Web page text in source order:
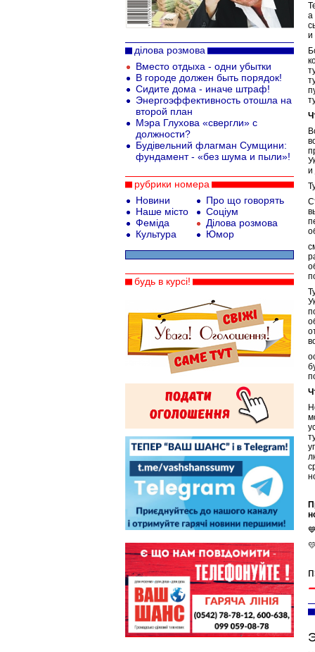
а
и
и
💙
💛
ділова розмова
Вместо отдыха - одни убытки
В городе должен быть порядок!
Сидите дома - иначе штраф!
Энергоэффективность отошла на
второй план
Мэра Глухова «свергли» с
должности?
Будівельний флагман Сумщини:
фундамент - «без шума и пыли»!
рубрики номера
Новини
Наше місто
Феміда
Культура
Про що говорять
Соціум
Ділова розмова
Юмор
будь в курсі!